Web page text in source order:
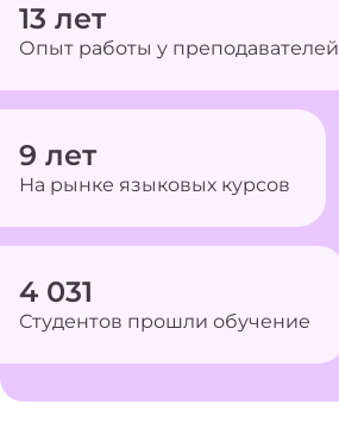
13 лет
Опыт работы у преподавателей
9 лет
На рынке языковых курсов
4 031
Студентов прошли обучение